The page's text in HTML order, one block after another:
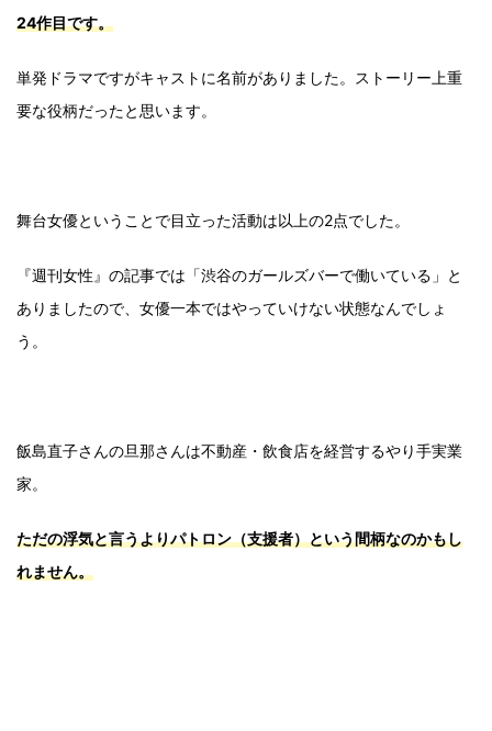
24作目です。
単発ドラマですがキャストに名前がありました。ストーリー上重
要な役柄だったと思います。
舞台女優ということで目立った活動は以上の2点でした。
『週刊女性』の記事では「渋谷のガールズバーで働いている」と
ありましたので、女優一本ではやっていけない状態なんでしょ
う。
飯島直子さんの旦那さんは不動産・飲食店を経営するやり手実業
家。
ただの浮気と言うよりパトロン（支援者）という間柄なのかもし
れません。